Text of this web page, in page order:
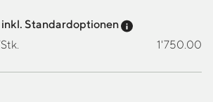
Standardoptionen
Preis-Tooltip
1'750.00